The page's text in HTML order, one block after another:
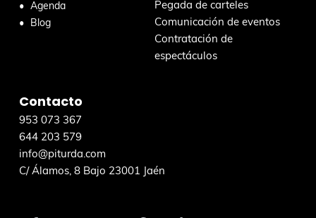
Agenda
Blog
Pegada de carteles
Comunicación de eventos
Contratación de
espectáculos
Contacto
953 073 367
644 203 579
info@piturda.com
C/ Álamos, 8 Bajo 23001 Jaén